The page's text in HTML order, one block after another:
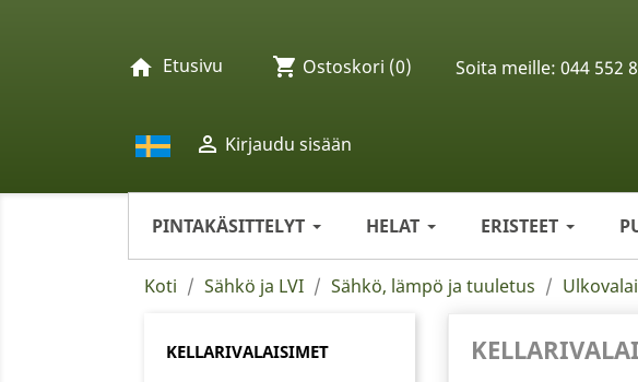
home Etusivu
 Kirjaudu sisään
shopping_cart Ostoskori (0)
PINTAKÄSITTELYT HELAT ERISTEET
Soita meille: 044 552
Koti Sähkö ja LVI Sähkö, lämpö ja tuuletus
KELLARIVALAISIMET